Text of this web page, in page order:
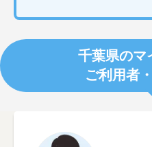
千葉県のマ
ご利用者